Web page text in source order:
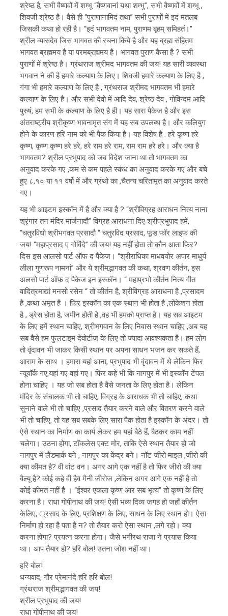
श्रेष्ठ है, सभी वैष्णवों में शम्भू “वैष्णवानां यथा शम्भु”, सभी वैष्णवों में शम्भू ,
शिवजी श्रेष्ठ है। वैसे ही “पुराणानामिदं तथा” सभी पुराणों में इदं मतलब
जिसकी कथा हो रही है। “इदं भागवतम नाम, पुराणम बृहम् समिहतं।”
श्रील व्यासदेव जिस भागवत की रचना किये है और यह ब्रह्म संहितम
भागवत ब्रह्ममय है या परमब्रह्ममय है। भागवत पुराण कैसा है ? सभी
पुराणों में श्रेष्ठ है। ग्रंथराज श्रीमद भागवतम की जय! यह सारी व्यवस्था
भगवान ने की है हमारे कल्याण के लिए। शिवजी हमारे कल्याण के लिए है ,
गंगा भी हमारे कल्याण के लिए है , ग्रंथराज श्रीमद भागवतम भी हमारे
कल्याण के लिए है। और सभी देवो में आदि देव, श्रेष्ठ देव , गोविन्दम आदि
पुरुषं, हम सभी के कल्याण के लिए है ही। यह सारा पैकेज है और इस
अंतराष्ट्रीय श्रीकृष्ण भावनामृत संग में यह सब उपलब्ध है। और कलियुग
होने के कारण हरि नाम को भी पैक किया है। यह विशेष है : हरे कृष्ण हरे
कृष्ण, कृष्ण कृष्ण हरे हरे, हरे राम हरे राम, राम राम हरे हरे। और क्या है
भागवतम? श्रील प्रभुपाद को जब विदेश जाना था तो भागवतम का
अनुवाद करके गए ,कम से कम पहले स्कंध का अनुवाद करके गए और बचे
हुए ८,१० या ११ वर्षो में और ग्रंथो का ,चैतन्य चरितामृत का अनुवाद करते
गए।
यह भी आइटम इस्कॉन में है और क्या है ? “श्रीविग्रह आराधन नित्य नाना
श्रृंगार तन मंदिर मार्जनादौ” विग्रह आराधना दिए श्रीप्रभुपाद हमें,
“चतुरविधो श्रीभगवत प्रसादौ “ चतुरविद प्रसाद, फूड फॉर लाइफ की
जय! “महाप्रसाद ए गोविंदे” की जय! यह नहीं होता तो कौन आता फिर?
दिस इस आलसो पार्ट ऑफ द पैकेज। “श्रीराधिका माधवयोर अपार माधुर्य
लीला गुणरूप नामनां” और ये श्रीमद्भागवत की कथा, श्रवण कीर्तन, इस
अलसो पार्ट ऑफ़ द पैकेज इन इस्कॉन। “ महाप्रभो कीर्तन नित्य गीत
वादित्रमाद्यां मनसो रसेन “ तो कीर्तन है, श्रीविग्रह आराधना है ,प्रसादम
है ,कथा अमृत है । फिर इस्कॉन का एक स्थान भी होता है ,लोकेशन होता
है , ड्रेस होता है, जमीन होती है ,वह भी हमको प्राप्त है। यह सब आइटम
के लिए हमें स्थान चाहिए, श्रीभगवान के लिए निवास स्थान चाहिए ,अब यह
सब वैसे हम फुलटाइम देवोटीज़ के लिए तो ज्यादा आवश्यकता है। हम लोग
तो वृंदावन भी जाकर किसी स्थान पर अपना साधन भजन कर सकते हैं,
आराम के साथ । हमारा यहां आना, प्रभुपाद भी वृंदावन में थे लेकिन फिर
न्यूयॉर्क गए,यहां गए वहां गए। फिर कहे भी कि नागपुर में भी इस्कॉन टेंपल
होना चाहिए । यह जो सब होता है वैसे जनता के लिए होता है। लेकिन
मंदिर के संचालक भी तो चाहिए, विग्रह के आराधक भी तो चाहिए, कथा
सुनाने वाले भी तो चाहिए ,प्रसाद तैयार करने वाले और वितरण करने वाले
भी तो चाहिए, तो यह सब सबके लिए सारा पैक होता है इस्कॉन के अंदर। तो
ऐसे स्थान का निर्माण का कार्य लेकर हम यहां बैठे हैं, बैठकर काम नहीं
चलेगा। उठना होगा, टॉकलेस एक्ट मोर, ताकि ऐसे स्थान तैयार हो जो
नागपुर में लैंडमार्क बने , नागपुर का केंद्र बने। नॉट जीरो माइल ,जीरो की
क्या कीमत है? वी वांट वन। अगर आगे एक नहीं है तो फिर जीरो की क्या
वैल्यू है? कोई कहे वी हैव मैनी जीरोज ,लेकिन अगर आगे एक नहीं है तो
कोई कीमत नहीं है । “ईश्वर एकला कृष्ण आर सब भृत्य” तो कृष्ण के लिए
करना है। राधा गोपीनाथ की जय! ऐसी भव्य दिव्य जगह हो जहाँ कीर्तन
केलिए, ्रसाद के लिए, प्रशिक्षण के लिए, साधन के लिए स्थान हो। ऐसा
निर्माण हो रहा है पता है न? तो तैयार करो ऐसा स्थान ,लगे रहो। क्या
करना होगा? प्रयत्न करना होगा। जैसे भगीरथ राजा ने प्रयास किया
था। आप तैयार हो? हरि बोल! उतना जोश नहीं था।
हरि बोल!
धन्यवाद, गौर प्रेमानंदे हरि हरि बोल!
ग्रंथराज श्रीमद्भागवत की जय!
श्रील प्रभुपाद की जय!
राधा गोपीनाथ की जय!